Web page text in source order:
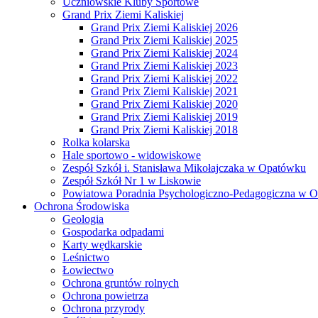
Grand Prix Ziemi Kaliskiej
Grand Prix Ziemi Kaliskiej 2026
Grand Prix Ziemi Kaliskiej 2025
Grand Prix Ziemi Kaliskiej 2024
Grand Prix Ziemi Kaliskiej 2023
Grand Prix Ziemi Kaliskiej 2022
Grand Prix Ziemi Kaliskiej 2021
Grand Prix Ziemi Kaliskiej 2020
Grand Prix Ziemi Kaliskiej 2019
Grand Prix Ziemi Kaliskiej 2018
Rolka kolarska
Hale sportowo - widowiskowe
Zespół Szkół i. Stanisława Mikołajczaka w Opatówku
Zespół Szkół Nr 1 w Liskowie
Powiatowa Poradnia Psychologiczno-Pedagogiczna w
Ochrona Środowiska
Geologia
Gospodarka odpadami
Karty wędkarskie
Leśnictwo
Łowiectwo
Ochrona gruntów rolnych
Ochrona powietrza
Ochrona przyrody